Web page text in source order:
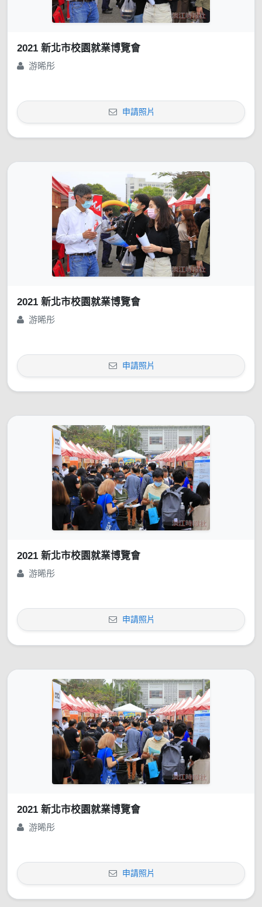
2021 新北市校園就業博覽會
游晞彤
申請照片
2021 新北市校園就業博覽會
游晞彤
申請照片
2021 新北市校園就業博覽會
游晞彤
申請照片
2021 新北市校園就業博覽會
游晞彤
申請照片